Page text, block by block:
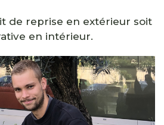
de reprise en extérieur soit
en intérieur.